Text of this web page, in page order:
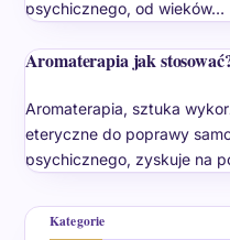
psychicznego, od wieków…
Aromaterapia jak
Aromaterapia, sztuka
eteryczne do poprawy
psychicznego, zyskuje na
Kategorie